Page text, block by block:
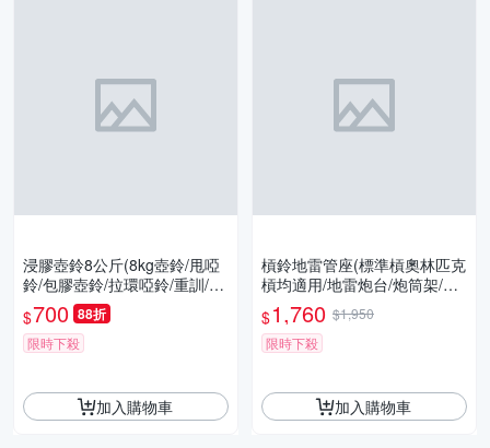
浸膠壺鈴8公斤(8kg壺鈴/甩啞
鈴/包膠壺鈴/拉環啞鈴/重訓/核
心肌群/GetSport)
$700 88折
限時下殺
加入購物車
槓鈴地雷管座(標準槓奧林匹克
槓均適用/地雷炮台/炮筒架/Po
st Landmine)
$1,760 $1,950
限時下殺
加入購物車